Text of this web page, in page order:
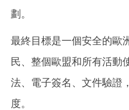
劃。
最終目標是一個安全的歐
民、整個歐盟和所有活動
法、電子簽名、文件驗證
度。